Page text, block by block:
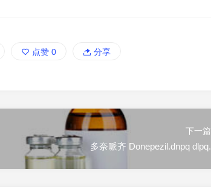
点赞 0 分享
下一篇
多奈哌齐 Donepezil.dnpq dlpq.